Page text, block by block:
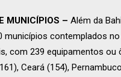
MUNICÍPIOS – Além da
municípios contemplados no
com 239 equipamentos ou
Ceará (154),